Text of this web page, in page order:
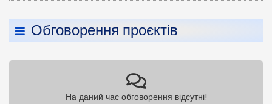
Обговорення проєктів
На даний час обговорення відсутні!